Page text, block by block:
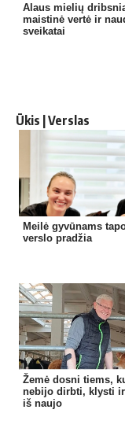
Alaus mielių
maistinė vertė ir
sveikatai
Ūkis | Verslas
Meilė gyvūnams
verslo pradžia
Žemė dosni tiems,
nebijo dirbti, klysti
iš naujo